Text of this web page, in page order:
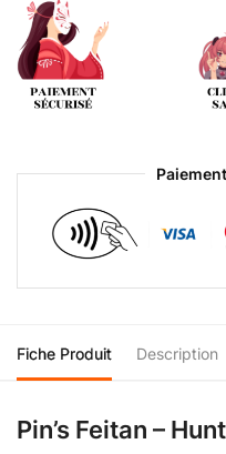
Fiche Produit Description
Pin’s Feitan –